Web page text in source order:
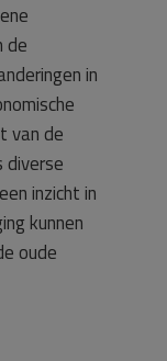
de
in
van de
diverse
inzicht in
kunnen
oude